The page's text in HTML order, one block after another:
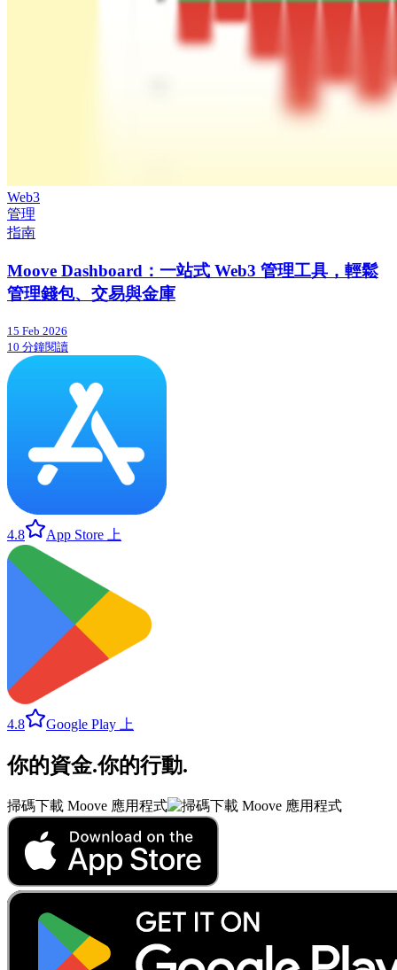
Web3
管理
指南
Moove Dashboard：一站式 Web3 管理工具，輕鬆
管理錢包、交易與金庫
15 Feb 2026
10 分鐘閱讀
4.8 App Store 上
4.8 Google Play 上
你的資金.你的行動.
掃碼下載 Moove 應用程式